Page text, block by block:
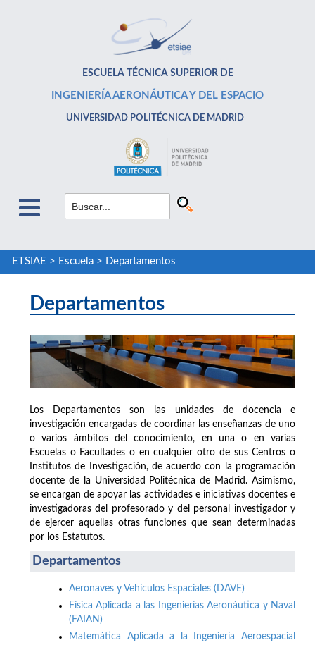
ESCUELA TÉCNICA SUPERIOR DE
INGENIERÍA AERONÁUTICA Y DEL ESPACIO
UNIVERSIDAD POLITÉCNICA DE MADRID
ETSIAE > Escuela> Departamentos
Departamentos
Los Departamentos son las unidades de docencia e
investigación encargadas de coordinar las enseñanzas de uno
o varios ámbitos del conocimiento, en una o en varias
Escuelas o Facultades o en cualquier otro de sus Centros o
Institutos de Investigación, de acuerdo con la programación
docente de la Universidad Politécnica de Madrid. Asimismo,
se encargan de apoyar las actividades e iniciativas docentes e
investigadoras del profesorado y del personal investigador y
de ejercer aquellas otras funciones que sean determinadas
por los Estatutos.
Departamentos
Aeronaves y Vehículos Espaciales (DAVE)
Física Aplicada a las Ingenierías Aeronáutica y Naval
(FAIAN)
Matemática Aplicada a la Ingeniería Aeroespacial